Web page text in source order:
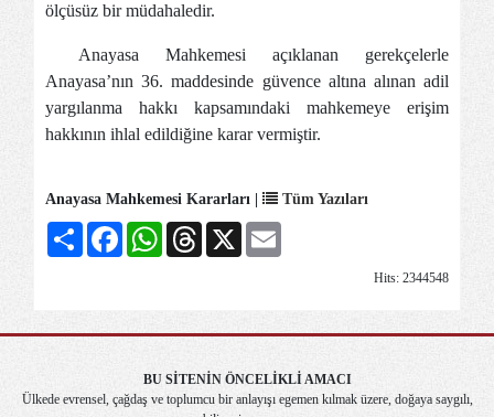
ölçüsüz bir müdahaledir.
Anayasa Mahkemesi açıklanan gerekçelerle
Anayasa’nın 36. maddesinde güvence altına alınan adil
yargılanma hakkı kapsamındaki mahkemeye erişim
hakkının ihlal edildiğine karar vermiştir.
Anayasa Mahkemesi Kararları | Tüm Yazıları
Share FacebookWhatsAppThreads
X
Hits: 2344548
BU SİTENİN ÖNCELİKLİ AMACI
Ülkede evrensel, çağdaş ve toplumcu bir anlayışı egemen kılmak üzere, doğaya saygılı,